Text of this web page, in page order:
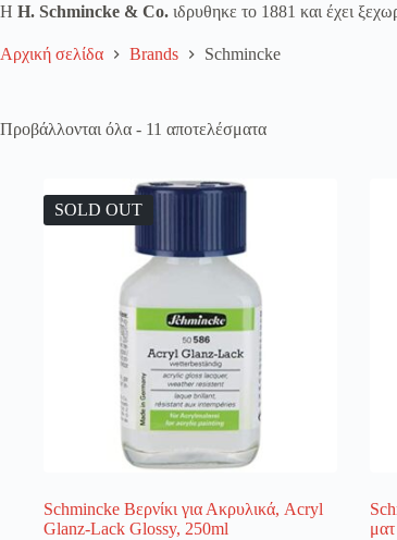
Register
← Back to login
Η H. Schmincke & Co. ιδρυθηκε το 1881 και έχει
Αρχική σελίδα Brands Schmincke
Προβάλλονται όλα - 11 αποτελέσματα
SOLD OUT
Schmincke Βερνίκι για Ακρυλικά, Acryl
Glanz-Lack Glossy, 250ml